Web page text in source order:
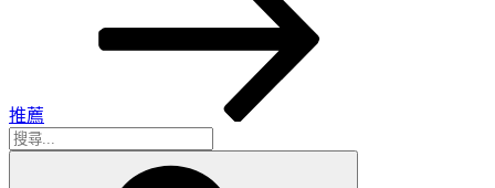
推薦
搜